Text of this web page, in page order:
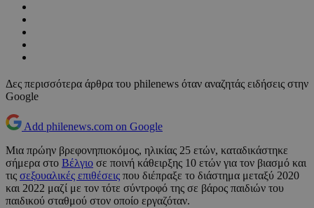
Δες περισσότερα άρθρα του philenews όταν αναζητάς ειδήσεις στην
Google
Add philenews.com on Google
Μια πρώην βρεφονηπιοκόμος, ηλικίας 25 ετών, καταδικάστηκε
σήμερα στο Βέλγιο σε ποινή κάθειρξης 10 ετών για τον βιασμό και
τις σεξουαλικές επιθέσεις που διέπραξε το διάστημα μεταξύ 2020
και 2022 μαζί με τον τότε σύντροφό της σε βάρος παιδιών του
παιδικού σταθμού στον οποίο εργαζόταν.